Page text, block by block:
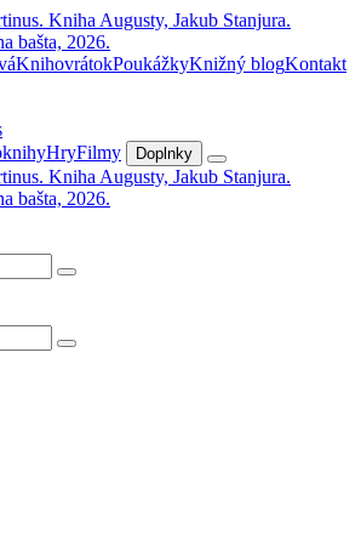
KnihovrátokPoukážkyKnižný blogKontakt
HryFilmy Doplnky